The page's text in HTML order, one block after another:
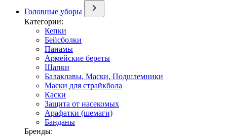
Головные уборы
Категории:
Кепки
Бейсболки
Панамы
Армейские береты
Шапки
Балаклавы, Маски, Подшлемники
Маски для страйкбола
Каски
Защита от насекомых
Арафатки (шемаги)
Банданы
Бренды: